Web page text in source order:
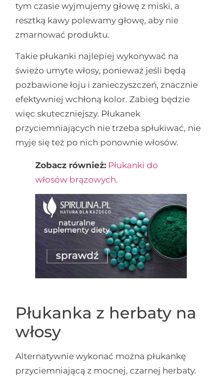
tym czasie wyjmujemy głowę z miski, a
resztką kawy polewamy głowę, aby nie
zmarnować produktu.
Takie płukanki najlepiej wykonywać na
świeżo umyte włosy, ponieważ jeśli będą
pozbawione łoju i zanieczyszczeń, znacznie
efektywniej wchłoną kolor. Zabieg będzie
więc skuteczniejszy. Płukanek
przyciemniających nie trzeba spłukiwać, nie
myje się też po nich ponownie włosów.
Zobacz również: Płukanki do
włosów brązowych.
Płukanka z herbaty na
włosy
Alternatywnie wykonać można płukankę
przyciemniającą z mocnej, czarnej herbaty.